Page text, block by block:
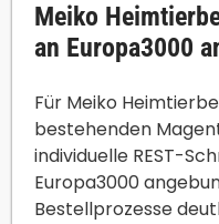
Meiko
an Europa3000
Für Meiko
bestehenden
individuelle REST-
Europa3000
Bestellprozesse